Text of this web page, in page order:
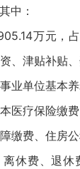
中：
万元，占
、津贴补贴
业单位基本
医疗保险缴
缴费、住房
休费、退休